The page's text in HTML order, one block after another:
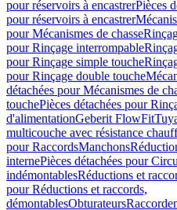
pour réservoirs à encastrerPièces
pour réservoirs à encastrer
pour Mécanismes de chasse
pour Rinçage interrompable
pour Rinçage simple touche
pour Rinçage double touche
détachées pour Mécanismes de
touchePièces détachées pour
d'alimentationGeberit FlowFit
multicouche avec résistance
pour RaccordsManchons
internePièces détachées pour
indémontablesRéductions et
pour Réductions et raccords,
démontablesObturateurs